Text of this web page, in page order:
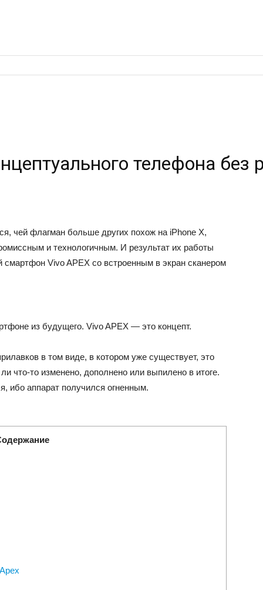
телефона
чей флагман больше других похож на iPhone X,
и технологичным. И результат их работы
Vivo APEX со встроенным в экран сканером
из будущего. Vivo APEX — это концепт.
в том виде, в котором уже существует, это
что-то изменено, дополнено или выпилено в итоге.
ибо аппарат получился огненным.